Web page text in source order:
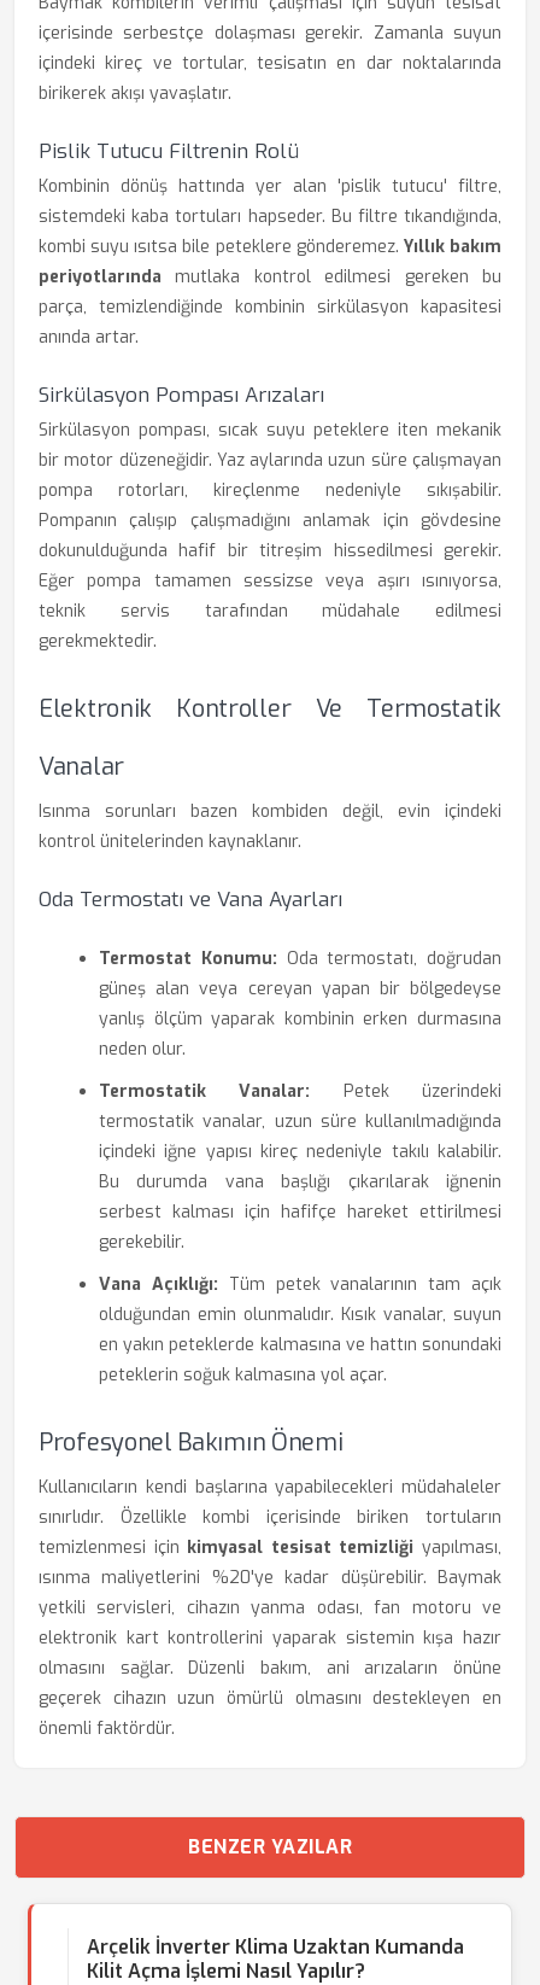
içerisinde serbestçe dolaşması gerekir. Zamanla suyun
içindeki kireç ve tortular, tesisatın en dar noktalarında
birikerek akışı yavaşlatır.
Pislik Tutucu Filtrenin Rolü
Kombinin dönüş hattında yer alan 'pislik tutucu' filtre,
sistemdeki kaba tortuları hapseder. Bu filtre tıkandığında,
kombi suyu ısıtsa bile peteklere gönderemez. Yıllık bakım
periyotlarında mutlaka kontrol edilmesi gereken bu
parça, temizlendiğinde kombinin sirkülasyon kapasitesi
anında artar.
Sirkülasyon Pompası Arızaları
Sirkülasyon pompası, sıcak suyu peteklere iten mekanik
bir motor düzeneğidir. Yaz aylarında uzun süre çalışmayan
pompa rotorları, kireçlenme nedeniyle sıkışabilir.
Pompanın çalışıp çalışmadığını anlamak için gövdesine
dokunulduğunda hafif bir titreşim hissedilmesi gerekir.
Eğer pompa tamamen sessizse veya aşırı ısınıyorsa,
teknik servis tarafından müdahale edilmesi
gerekmektedir.
Elektronik Kontroller Ve Termostatik
Vanalar
Isınma sorunları bazen kombiden değil, evin içindeki
kontrol ünitelerinden kaynaklanır.
Oda Termostatı ve Vana Ayarları
Termostat Konumu: Oda termostatı, doğrudan
güneş alan veya cereyan yapan bir bölgedeyse
yanlış ölçüm yaparak kombinin erken durmasına
neden olur.
Termostatik Vanalar: Petek üzerindeki
termostatik vanalar, uzun süre kullanılmadığında
içindeki iğne yapısı kireç nedeniyle takılı kalabilir.
Bu durumda vana başlığı çıkarılarak iğnenin
serbest kalması için hafifçe hareket ettirilmesi
gerekebilir.
Vana Açıklığı: Tüm petek vanalarının tam açık
olduğundan emin olunmalıdır. Kısık vanalar, suyun
en yakın peteklerde kalmasına ve hattın sonundaki
peteklerin soğuk kalmasına yol açar.
Profesyonel Bakımın Önemi
Kullanıcıların kendi başlarına yapabilecekleri müdahaleler
sınırlıdır. Özellikle kombi içerisinde biriken tortuların
temizlenmesi için kimyasal tesisat temizliği yapılması,
ısınma maliyetlerini %20'ye kadar düşürebilir. Baymak
yetkili servisleri, cihazın yanma odası, fan motoru ve
elektronik kart kontrollerini yaparak sistemin kışa hazır
olmasını sağlar. Düzenli bakım, ani arızaların önüne
geçerek cihazın uzun ömürlü olmasını destekleyen en
önemli faktördür.
BENZER YAZILAR
Arçelik İnverter Klima Uzaktan Kumanda
Kilit Açma İşlemi Nasıl Yapılır?